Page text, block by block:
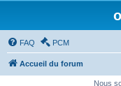
FAQ PCM
Accueil du forum
Nous